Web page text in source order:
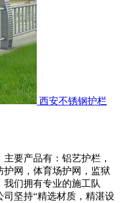
西安不锈钢护栏
要产品有：铝艺护栏，
网，体育场护网，监狱
我们拥有专业的施工队
坚持“精选材质，精湛设